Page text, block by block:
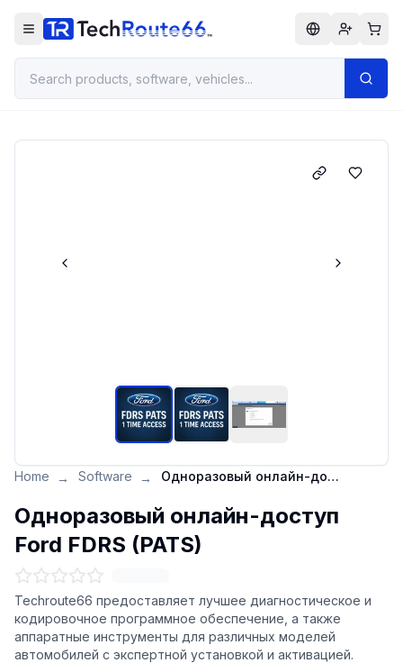
Home → Software → Одноразовый онлайн-доступ Ford FDRS (PATS)
Одноразовый онлайн-доступ
Ford FDRS (PATS)
Techroute66 предоставляет лучшее диагностическое и
кодировочное программное обеспечение, а также
аппаратные инструменты для различных моделей
автомобилей с экспертной установкой и активацией.